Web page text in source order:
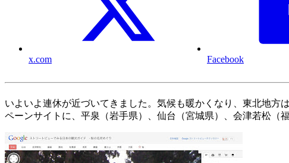
x.com Facebook
いよいよ連休が近づいてきました。気候も暖かくなり、東北地方
ペーンサイトに、平泉（岩手県）、仙台（宮城県）、会津若松（